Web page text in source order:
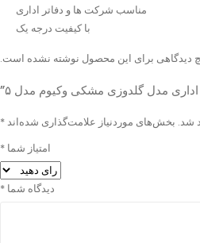
مناسب شرکت ها و دفاتر اداری
با کیفیت درجه یک
دیدگاهی برای این محصول نوشته نشده است.
مدل گلدوزی مشکی وکیوم مدل ۵”
شد. بخش‌های موردنیاز علامت‌گذاری شده‌اند*
امتیاز شما *
دیدگاه شما *